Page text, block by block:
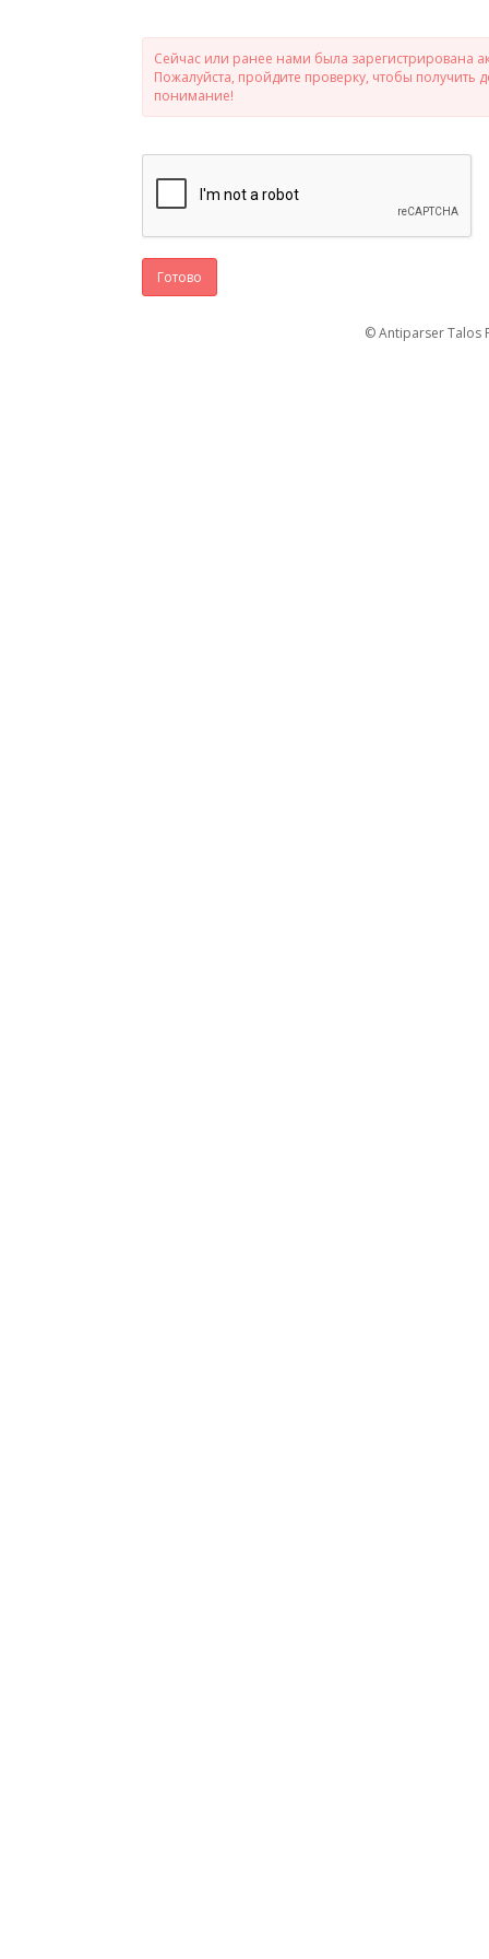
Сейчас или ранее нами была зарегистрирована
Пожалуйста, пройдите проверку, чтобы
понимание!
Готово
© Antiparser Talos